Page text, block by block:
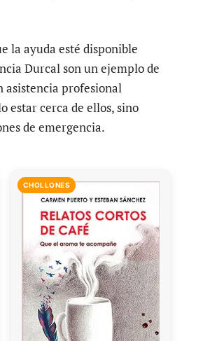
la ayuda esté disponible
Durcal son un ejemplo de
asistencia profesional
estar cerca de ellos, sino
de emergencia.
CHOLLONES